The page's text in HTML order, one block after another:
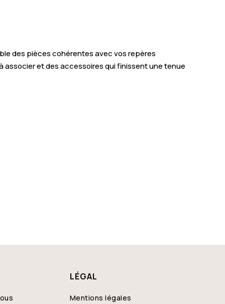
des pièces cohérentes avec vos repères
et des accessoires qui finissent une tenue
LÉGAL
Mentions légales